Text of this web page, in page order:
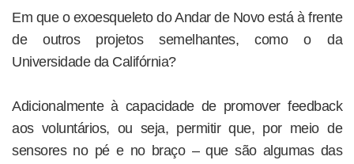
Em que o exoesqueleto do Andar de Novo está à frente
de outros projetos semelhantes, como o da
Universidade­ da Califórnia?
Adicionalmente à capacidade de promover feedback
aos voluntários, ou seja, permitir que, por meio de
sensores no pé e no braço – que são algumas das